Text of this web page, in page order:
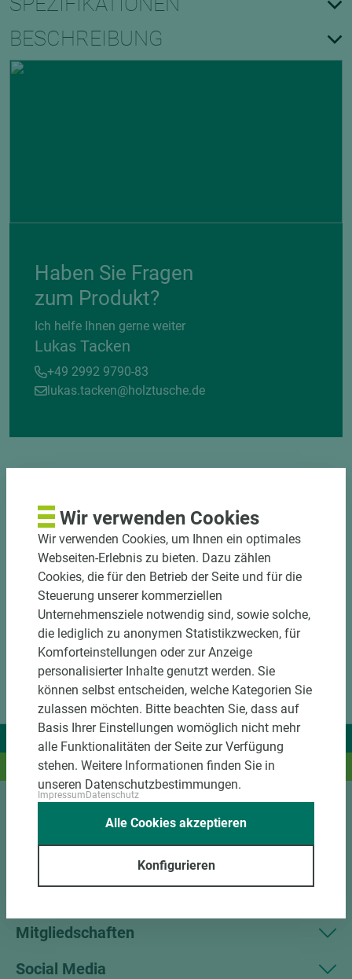
BESCHREIBUNG
Haben Sie Fragen
zum Produkt?
Ich helfe Ihnen gerne weiter
Lukas Tacken
+49 2992 9790-83
lukas.tacken@holztusche.de
DOWNLOADS
Wir liefern Ideen.
Und das passende Holz dazu.
Mitgliedschaften
Social Media
Wir verwenden Cookies
Wir verwenden Cookies, um Ihnen ein optimales
Webseiten-Erlebnis zu bieten. Dazu zählen
Cookies, die für den Betrieb der Seite und für die
Steuerung unserer kommerziellen
Unternehmensziele notwendig sind, sowie solche,
die lediglich zu anonymen Statistikzwecken, für
Komforteinstellungen oder zur Anzeige
personalisierter Inhalte genutzt werden. Sie
können selbst entscheiden, welche Kategorien Sie
zulassen möchten. Bitte beachten Sie, dass auf
Basis Ihrer Einstellungen womöglich nicht mehr
alle Funktionalitäten der Seite zur Verfügung
stehen. Weitere Informationen finden Sie in
unseren Datenschutzbestimmungen.
ImpressumDatenschutz
Konfigurieren
Alle Cookies akzeptieren